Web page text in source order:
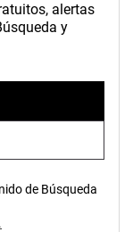
alertas
y
de Búsqueda